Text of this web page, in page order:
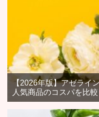
【2026年版】アゼライ
人気商品のコスパを比較